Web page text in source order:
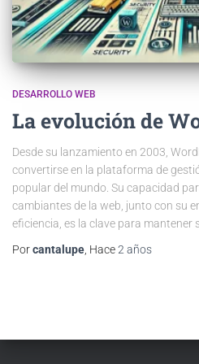
DESARROLLO WEB
La evolución de
Desde su lanzamiento en 2003,
convertirse en la plataforma de
popular del mundo. Su capacidad
cambiantes de la web, junto con su
eficiencia, es la clave para mantener
Porcantalupe , Hace2 años